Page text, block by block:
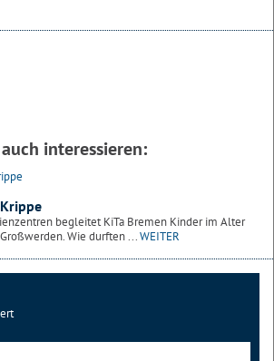
interessieren:
begleitet KiTa Bremen Kinder im Alter
Wie durften ...WEITER